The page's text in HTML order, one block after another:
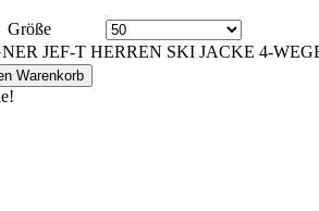
Größe
JEF-T HERREN SKI JACKE 4-
Warenkorb